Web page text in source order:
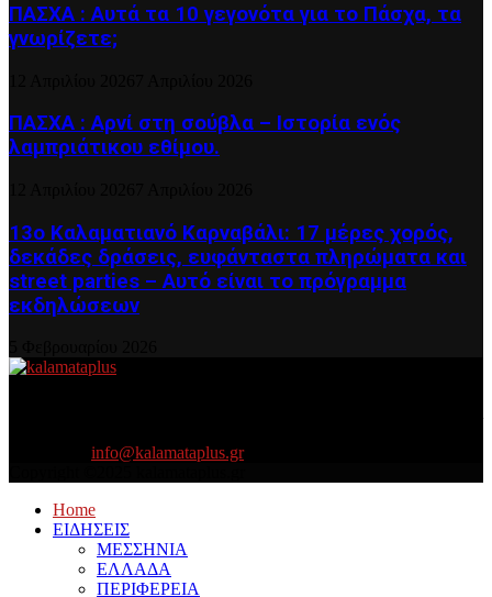
ΠΑΣΧΑ : Αυτά τα 10 γεγονότα για το Πάσχα, τα
γνωρίζετε;
ΠΑΣΧΑ : Αρνί στη σούβλα – Ιστορία ενός
λαμπριάτικου εθίμου.
13ο Καλαματιανό Καρναβάλι: 17 μέρες χορός,
δεκάδες δράσεις, ευφάνταστα πληρώματα και
street parties – Αυτό είναι το πρόγραμμα
εκδηλώσεων
info@kalamataplus.gr
Home
ΕΙΔΗΣΕΙΣ
ΜΕΣΣΗΝΙΑ
ΕΛΛΑΔΑ
ΠΕΡΙΦΕΡΕΙΑ